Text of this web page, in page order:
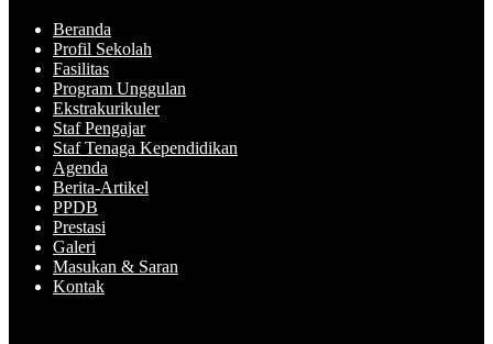
Beranda
Profil Sekolah
Fasilitas
Program Unggulan
Ekstrakurikuler
Staf Pengajar
Staf Tenaga Kependidikan
Agenda
Berita-Artikel
PPDB
Prestasi
Galeri
Masukan & Saran
Kontak